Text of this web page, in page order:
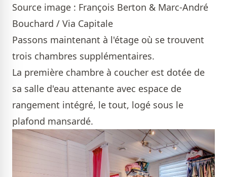
Source image : François Berton & Marc-André
Bouchard / Via Capitale
Passons maintenant à l'étage où se trouvent
trois chambres supplémentaires.
La première chambre à coucher est dotée de
sa salle d'eau attenante avec espace de
rangement intégré, le tout, logé sous le
plafond mansardé.